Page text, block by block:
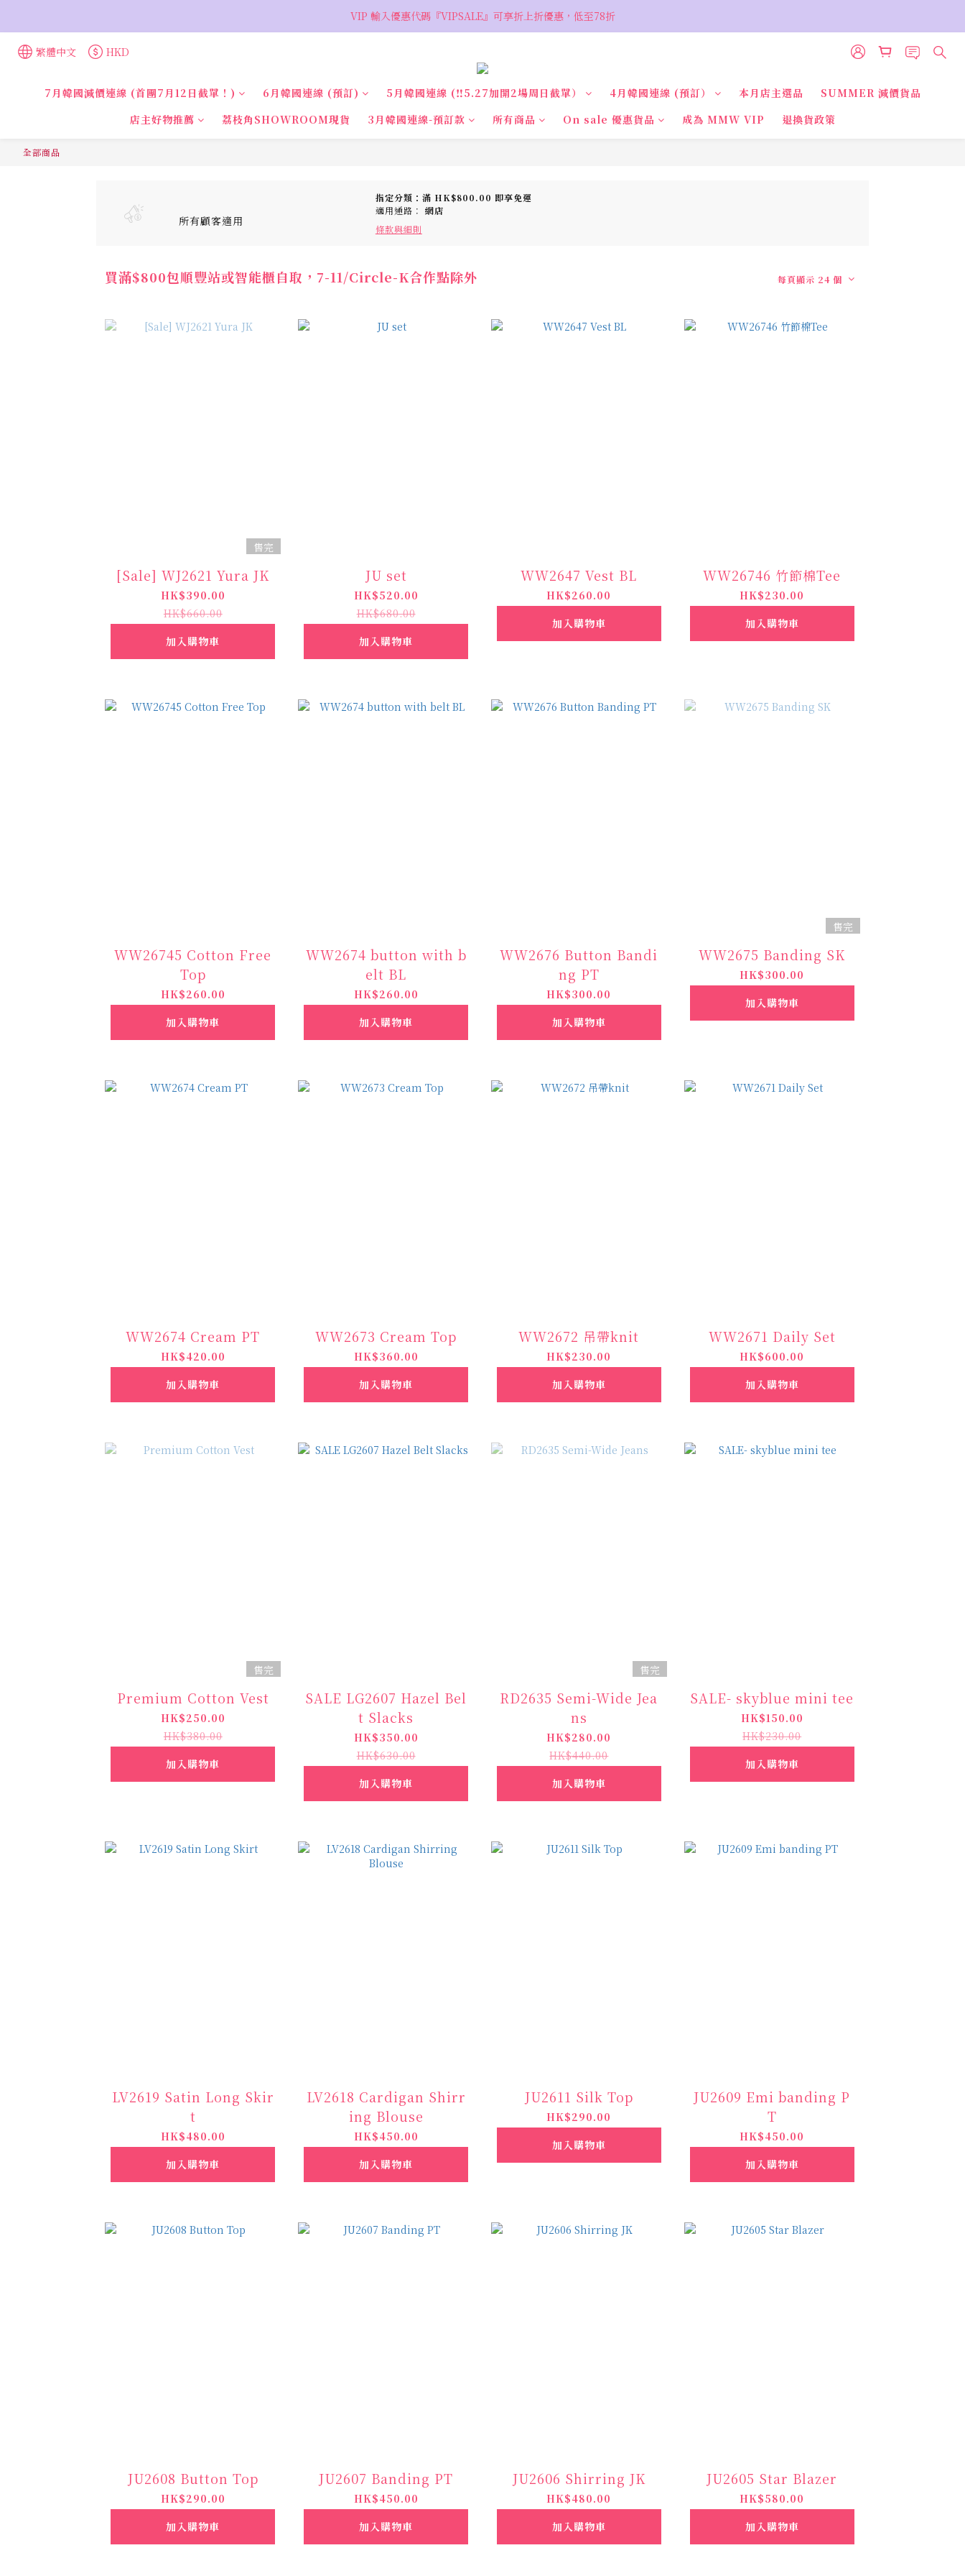
VIP 輸入優惠代碼『VIPSALE』可享折上折優惠，低至78折
VIP 輸入優惠代碼『VIPSALE』可享折上折優惠，低至78折
繁體中文 HKD
7月韓國減價連線 (首團7月12日截單！) 6月韓國連線 (預訂) 5月韓國連線 (‼️5.27加開2場周日截單） 4月韓國連線 (預訂） 本月店主選品
SUMMER 減價貨品
店主好物推薦
荔枝角SHOWROOM現貨 3月韓國連線-預訂款 所有商品 On sale 優惠貨品 成為 MMW VIP 退換貨政策
全部商品
所有顧客適用
指定分類：滿 HK$800.00 即享免運
適用通路： 網店
條款與細則
買滿$800包順豐站或智能櫃自取，7-11/Circle-K合作點除外 每頁顯示 24 個
售完
[Sale] WJ2621 Yura JK
HK$390.00
HK$660.00
加入購物車
JU set
HK$520.00
HK$680.00
加入購物車
WW2647 Vest BL
HK$260.00
加入購物車
WW26746 竹節棉Tee
HK$230.00
加入購物車
WW26745 Cotton Free
Top
HK$260.00
加入購物車
WW2674 button with b
elt BL
HK$260.00
加入購物車
WW2676 Button Bandi
ng PT
HK$300.00
加入購物車
售完
WW2675 Banding SK
HK$300.00
加入購物車
WW2674 Cream PT
HK$420.00
加入購物車
WW2673 Cream Top
HK$360.00
加入購物車
WW2672 吊帶knit
HK$230.00
加入購物車
WW2671 Daily Set
HK$600.00
加入購物車
售完
Premium Cotton Vest
HK$250.00
HK$380.00
加入購物車
SALE LG2607 Hazel Bel
t Slacks
HK$350.00
HK$630.00
加入購物車
售完
RD2635 Semi-Wide Jea
ns
HK$280.00
HK$440.00
加入購物車
SALE- skyblue mini tee
HK$150.00
HK$230.00
加入購物車
LV2619 Satin Long Skir
t
HK$480.00
加入購物車
LV2618 Cardigan Shirr
ing Blouse
HK$450.00
加入購物車
JU2611 Silk Top
HK$290.00
加入購物車
JU2609 Emi banding P
T
HK$450.00
加入購物車
JU2608 Button Top
HK$290.00
加入購物車
JU2607 Banding PT
HK$450.00
加入購物車
JU2606 Shirring JK
HK$480.00
加入購物車
JU2605 Star Blazer
HK$580.00
加入購物車